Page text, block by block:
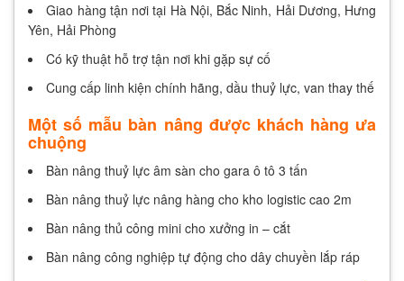
Giao hàng tận nơi tại Hà Nội, Bắc Ninh, Hải Dương, Hưng
Yên, Hải Phòng
Có kỹ thuật hỗ trợ tận nơi khi gặp sự cố
Cung cấp linh kiện chính hãng, dầu thuỷ lực, van thay thế
Một số mẫu bàn nâng được khách hàng ưa
chuộng
Bàn nâng thuỷ lực âm sàn cho gara ô tô 3 tấn
Bàn nâng thuỷ lực nâng hàng cho kho logistic cao 2m
Bàn nâng thủ công mini cho xưởng in – cắt
Bàn nâng công nghiệp tự động cho dây chuyền lắp ráp